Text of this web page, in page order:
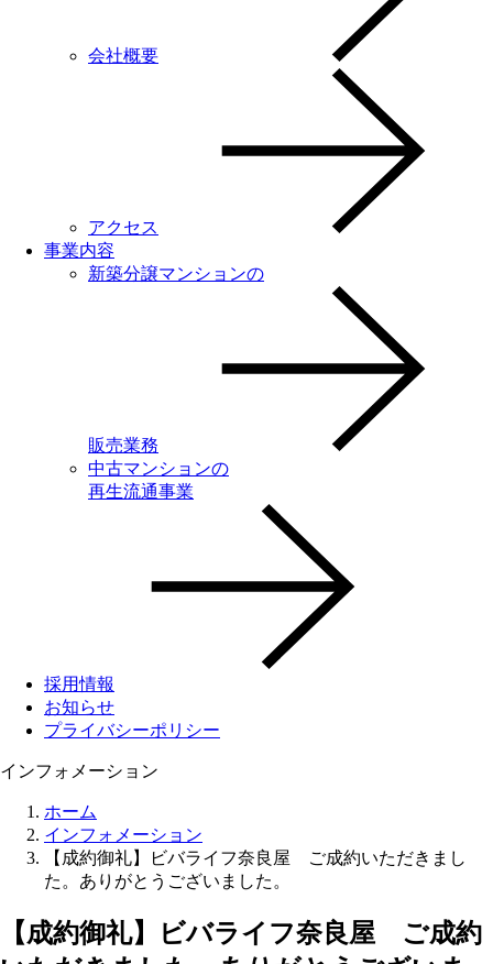
会社概要
アクセス
事業内容
新築分譲マンションの
販売業務
中古マンションの
再生流通事業
採用情報
お知らせ
プライバシーポリシー
インフォメーション
ホーム
インフォメーション
【成約御礼】ビバライフ奈良屋 ご成約いただきまし
た。ありがとうございました。
【成約御礼】ビバライフ奈良屋 ご成約